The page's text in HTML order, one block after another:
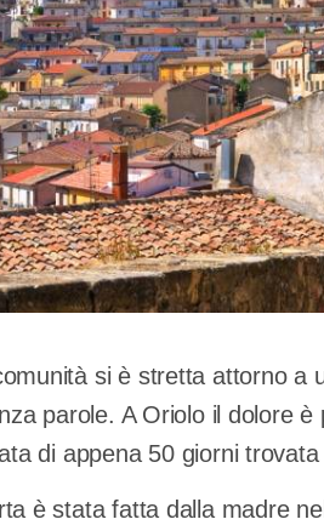
si è stretta attorno a
parole. A Oriolo il dolore
di appena 50 giorni
è stata fatta dalla madre